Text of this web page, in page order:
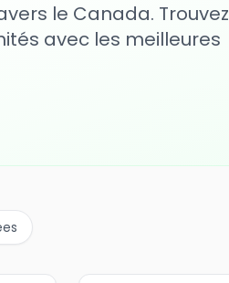
le Canada. Trouvez
avec les meilleures